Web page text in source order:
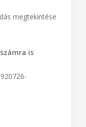
megtekintése
is